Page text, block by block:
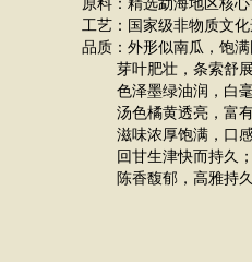
工艺：国家级非物质文
品质：外形似南瓜，饱
芽叶肥壮，条索舒展
色泽墨绿油润，白毫
汤色橘黄透亮，富有
滋味浓厚饱满，口感
回甘生津快而持久；
陈香馥郁，高雅持久